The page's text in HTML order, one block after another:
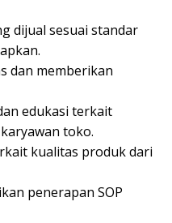
dijual sesuai standar
dan memberikan
edukasi terkait
toko.
kualitas produk dari
penerapan SOP